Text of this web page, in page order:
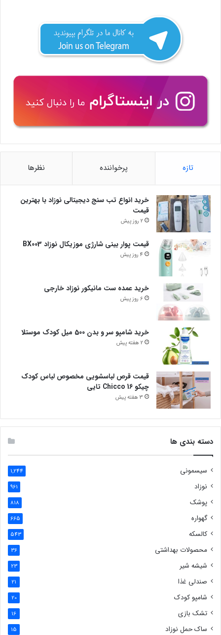
تازه پرخواننده نظرها
خرید انواع تب سنج دیجیتالی نوزاد با بهترین
قیمت
2 روز پیش
قیمت پوار بینی شارژی موزیکال نوزاد BX003
4 روز پیش
خرید عمده ست مانیکور نوزاد خارجی
6 روز پیش
خرید شامپو سر و بدن 500 میل کودک موستلا
2 هفته پیش
قیمت قرص لباسشویی مخصوص لباس کودک
چیکو Chicco 16 تایی
3 هفته پیش
دسته بندی ها
سیسمونی 1,244
نوزاد 961
پوشک 818
گهواره 665
کالسکه 543
محصولات بهداشتی 36
شیشه شیر 23
صندلی غذا 21
شامپو کودک 20
تشک بازی 16
ساک حمل نوزاد 15